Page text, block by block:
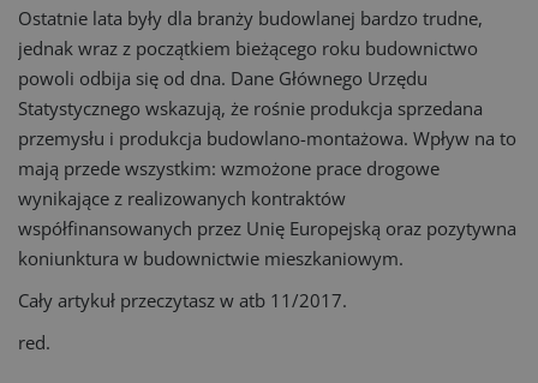
Ostatnie lata były dla branży budowlanej bardzo trudne,
jednak wraz z początkiem bieżącego roku budownictwo
powoli odbija się od dna. Dane Głównego Urzędu
Statystycznego wskazują, że rośnie produkcja sprzedana
przemysłu i produkcja budowlano-montażowa. Wpływ na to
mają przede wszystkim: wzmożone prace drogowe
wynikające z realizowanych kontraktów
współfinansowanych przez Unię Europejską oraz pozytywna
koniunktura w budownictwie mieszkaniowym.
Cały artykuł przeczytasz w atb 11/2017.
red.